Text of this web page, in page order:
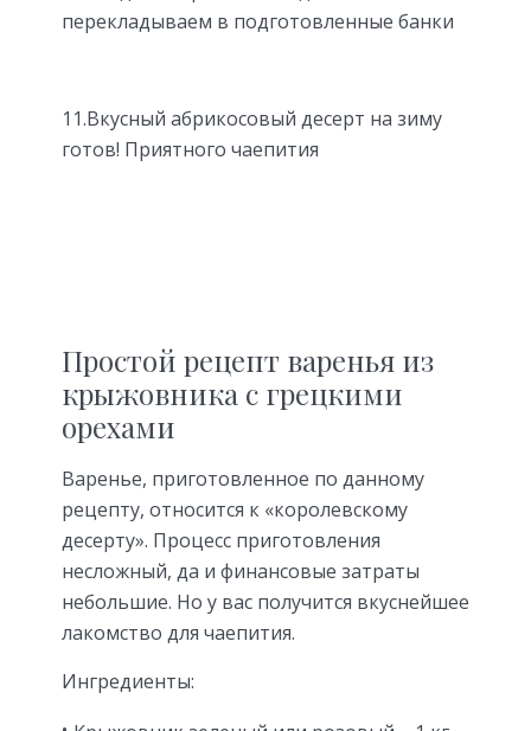
перекладываем в подготовленные банки
11.Вкусный абрикосовый десерт на зиму
готов! Приятного чаепития
Простой рецепт варенья из
крыжовника с грецкими
орехами
Варенье, приготовленное по данному
рецепту, относится к «королевскому
десерту». Процесс приготовления
несложный, да и финансовые затраты
небольшие. Но у вас получится вкуснейшее
лакомство для чаепития.
Ингредиенты: